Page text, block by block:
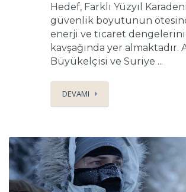
Hedef, Farklı Yüzyıl
güvenlik boyutunun
enerji ve ticaret
kavşağında yer almaktadır.
Büyükelçisi ve Suriye ...
DEVAMI